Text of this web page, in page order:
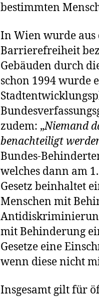
bestimmten
In Wien wurde aus
Barrierefreiheit
Gebäuden durch
schon 1994 wurde
zudem: „Niemand
benachteiligt
Bundes-
welches dann am
Gesetz beinhaltet
Menschen mit
mit Behinderung
Gesetze eine
wenn diese nicht
Insgesamt gilt für